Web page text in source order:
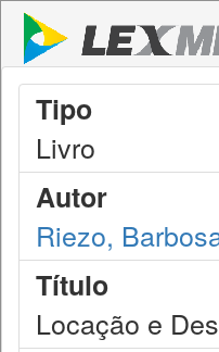
Tipo
Livro
Autor
Riezo,
Título
Locação e